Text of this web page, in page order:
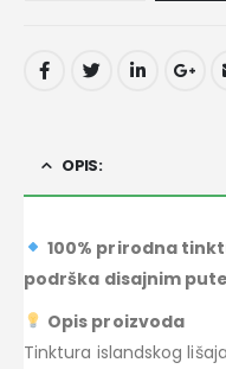
OPIS:
100% prirodna
podrška disajnim
Opis proizvoda
Tinktura islandskog